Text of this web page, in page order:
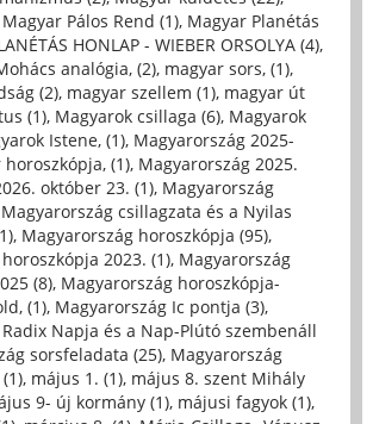
Magyar Pálos Rend (1), Magyar Planétás
HONLAP - WIEBER ORSOLYA (4),
analógia, (2), magyar sors, (1),
(2), magyar szellem (1), magyar út
(1), Magyarok csillaga (6), Magyarok
Istene, (1), Magyarország 2025-
(1), Magyarország 2025.
október 23. (1), Magyarország
Magyarország csillagzata és a Nyilas
, Magyarország horoszkópja (95),
2023. (1), Magyarország
(8), Magyarország horoszkópja-
(1), Magyarország Ic pontja (3),
Napja és a Nap-Plútó szembenáll
sorsfeladata (25), Magyarország
, május 1. (1), május 8. szent Mihály
9- új kormány (1), májusi fagyok (1),